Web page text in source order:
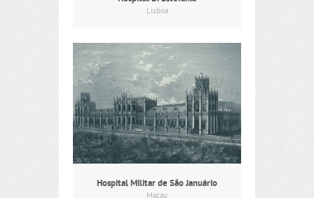
Lisboa
Hospital Militar de São Januário